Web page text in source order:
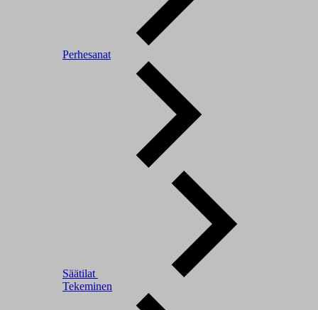
Perhesanat
Säätilat
Tekeminen